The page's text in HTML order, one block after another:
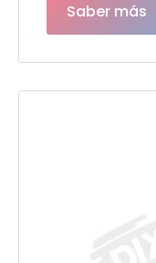
Saber más